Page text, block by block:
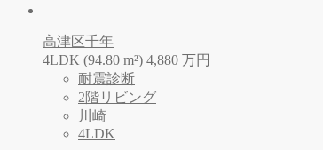
高津区千年
4LDK (94.80 m²) 4,880 万円
耐震診断
2階リビング
川崎
4LDK